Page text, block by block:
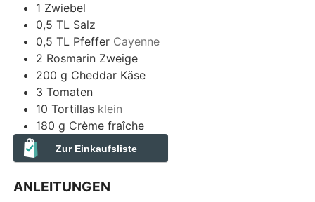
1 Zwiebel
0,5 TL Salz
0,5 TL Pfeffer Cayenne
2 Rosmarin Zweige
200 g Cheddar Käse
3 Tomaten
10 Tortillas klein
180 g Crème fraîche
Zur Einkaufsliste
ANLEITUNGEN